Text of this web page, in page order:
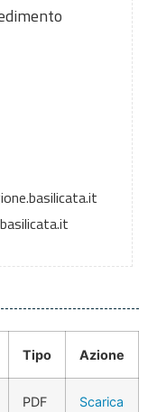
Tipo Azione
PDF Scarica